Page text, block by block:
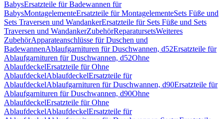
BabysErsatzteile für Badewannen für
BabysMontagelementeErsatzteile für MontagelementeSets Füße und
Sets Traversen und WandankerErsatzteile für Sets Füße und Sets
Traversen und WandankerZubehörReparatursetsWeiteres
ZubehörApparateanschlüsse für Duschen und
BadewannenAblaufgarnituren für Duschwannen, d52Ersatzteile für
Ablaufgarnituren für Duschwannen, d52Ohne
AblaufdeckelErsatzteile für Ohne
AblaufdeckelAblaufdeckelErsatzteile für
AblaufdeckelAblaufgarnituren für Duschwannen, d90Ersatzteile für
Ablaufgarnituren für Duschwannen, d90Ohne
AblaufdeckelErsatzteile für Ohne
AblaufdeckelAblaufdeckelErsatzteile für